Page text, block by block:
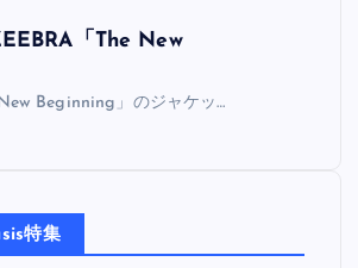
「The New
Beginning」のジャケッ…
特集